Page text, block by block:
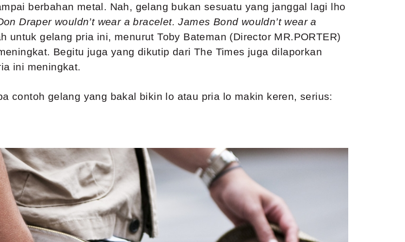
berbahan metal. Nah, gelang bukan sesuatu yang janggal lagi lho
Draper wouldn’t wear a bracelet. James Bond wouldn’t wear a
untuk gelang pria ini, menurut Toby Bateman (Director MR.PORTER)
Begitu juga yang dikutip dari The Times juga dilaporkan
ini meningkat.
contoh gelang yang bakal bikin lo atau pria lo makin keren, serius: